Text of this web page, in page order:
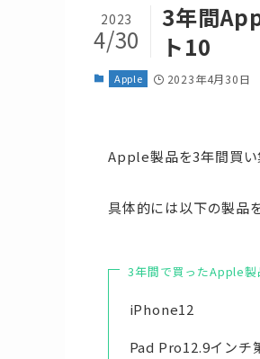
3年間
ト10
2023
4/30
Apple 2023年4月30日
Apple製品を3年間買い
具体的には以下の製品
3年間で買ったApple製
iPhone12
Pad Pro12.9イン